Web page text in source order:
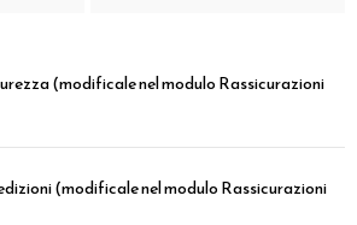
(modificale nel modulo Rassicurazioni
(modificale nel modulo Rassicurazioni